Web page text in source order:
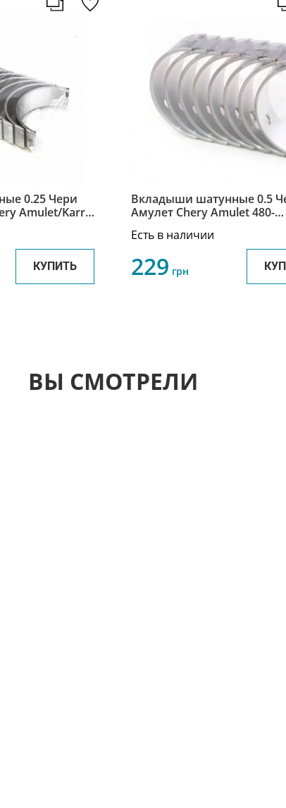
0.25 Чери
Amulet/Karry
КУПИТЬ
Вкладыши шатунные 0.5
Амулет Chery Amulet 480-
Есть в наличии
229 грн
ВЫ СМОТРЕЛИ